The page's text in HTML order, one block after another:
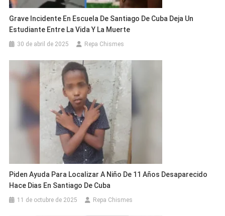
Grave Incidente En Escuela De Santiago De Cuba Deja Un
Estudiante Entre La Vida Y La Muerte
30 de abril de 2025 Repa Chismes
Piden Ayuda Para Localizar A Niño De 11 Años Desaparecido
Hace Dias En Santiago De Cuba
11 de octubre de 2025 Repa Chismes